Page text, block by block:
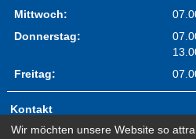
Mittwoch:
Donnerstag:
Freitag:
Kontakt
Impressum
Wir möchten unsere Website so